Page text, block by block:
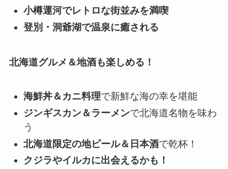
小樽運河でレトロな街並みを満喫
登別・洞爺湖で温泉に癒される
北海道グルメ＆地酒も楽しめる！
海鮮丼＆カニ料理で新鮮な海の幸を堪能
ジンギスカン＆ラーメンで北海道名物を味わ
う
北海道限定の地ビール＆日本酒で乾杯！
クジラやイルカに出会えるかも！